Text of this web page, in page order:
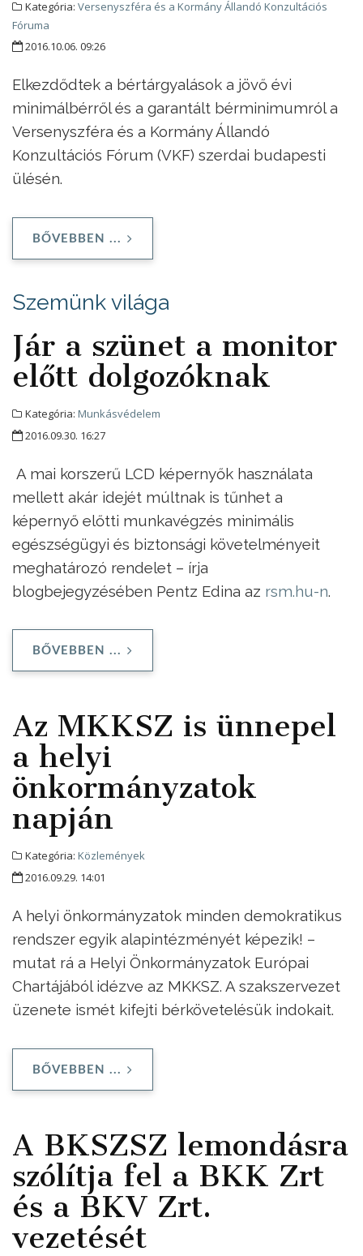
Kategória: Versenyszféra és a Kormány Állandó Konzultációs
Fóruma
2016.10.06. 09:26
Elkezdődtek a bértárgyalások a jövő évi
minimálbérről és a garantált bérminimumról a
Versenyszféra és a Kormány Állandó
Konzultációs Fórum (VKF) szerdai budapesti
ülésén.
BŐVEBBEN ...
Szemünk világa
Jár a szünet a monitor
előtt dolgozóknak
Kategória: Munkásvédelem
2016.09.30. 16:27
A mai korszerű LCD képernyők használata
mellett akár idejét múltnak is tűnhet a
képernyő előtti munkavégzés minimális
egészségügyi és biztonsági követelményeit
meghatározó rendelet – írja
blogbejegyzésében Pentz Edina az rsm.hu-n.
BŐVEBBEN ...
Az MKKSZ is ünnepel
a helyi
önkormányzatok
napján
Kategória: Közlemények
2016.09.29. 14:01
A helyi önkormányzatok minden demokratikus
rendszer egyik alapintézményét képezik! –
mutat rá a Helyi Önkormányzatok Európai
Chartájából idézve az MKKSZ. A szakszervezet
üzenete ismét kifejti bérkövetelésük indokait.
BŐVEBBEN ...
A BKSZSZ lemondásra
szólítja fel a BKK Zrt
és a BKV Zrt.
vezetését